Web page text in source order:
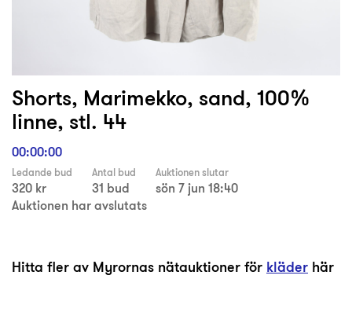
Shorts, Marimekko, sand, 100%
linne, stl. 44
00:00:00
Ledande bud
320 kr
Antal bud
31 bud
Auktionen slutar
sön 7 jun 18:40
Auktionen har avslutats
Hitta fler av Myrornas nätauktioner för kläder här